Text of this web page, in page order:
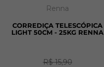
Renna
CORREDIÇA TELESCÓPICA
LIGHT 50CM - 25KG RENNA
R$ 15,90